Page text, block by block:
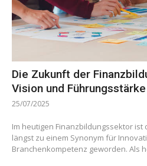
Die Zukunft der
Vision und
25/07/2025
Im heutigen Finanzbildungssektor ist
längst zu einem Synonym für
Branchenkompetenz geworden. Als